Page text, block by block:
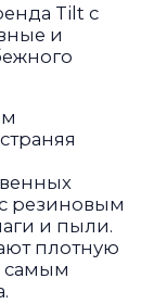
Tilt с
и
резиновым
и пыли.
плотную
самым